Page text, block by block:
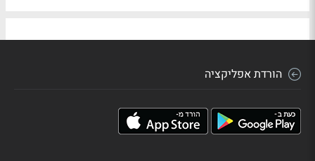
הורדת אפליקציה